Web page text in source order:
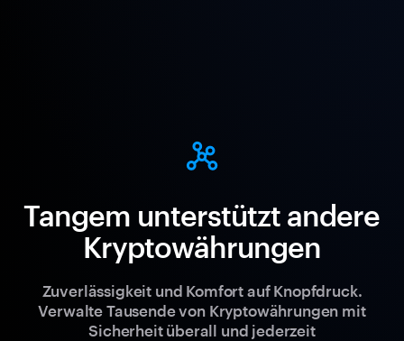
Tangem unterstützt andere
Kryptowährungen
Zuverlässigkeit und Komfort auf Knopfdruck.
Verwalte Tausende von Kryptowährungen mit
Sicherheit überall und jederzeit